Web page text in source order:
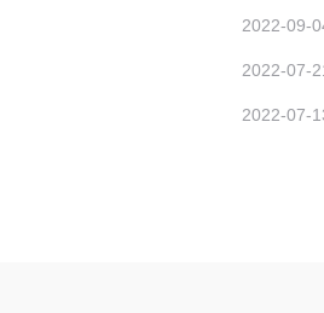
2022-09-
2022-07-
2022-07-